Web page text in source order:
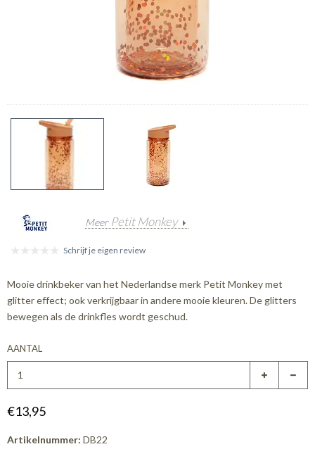
Meer Petit Monkey
Schrijf je eigen review
Mooie drinkbeker van het Nederlandse merk Petit Monkey met
glitter effect; ook verkrijgbaar in andere mooie kleuren. De glitters
bewegen als de drinkfles wordt geschud.
AANTAL
€13,95
Artikelnummer: DB22